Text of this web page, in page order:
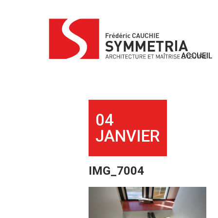
ACCUEIL
04
JANVIER
IMG_7004